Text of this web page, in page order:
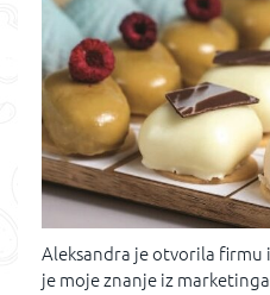
Aleksandra je otvorila firmu
je moje znanje iz